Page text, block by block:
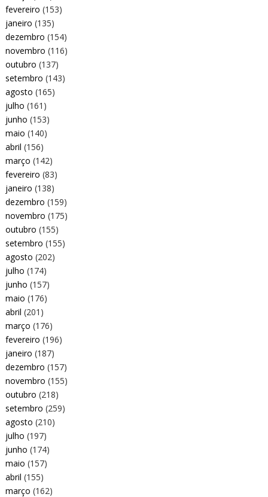
fevereiro (153)
janeiro (135)
dezembro (154)
novembro (116)
outubro (137)
setembro (143)
agosto (165)
julho (161)
junho (153)
maio (140)
abril (156)
março (142)
fevereiro (83)
janeiro (138)
dezembro (159)
novembro (175)
outubro (155)
setembro (155)
agosto (202)
julho (174)
junho (157)
maio (176)
abril (201)
março (176)
fevereiro (196)
janeiro (187)
dezembro (157)
novembro (155)
outubro (218)
setembro (259)
agosto (210)
julho (197)
junho (174)
maio (157)
abril (155)
março (162)